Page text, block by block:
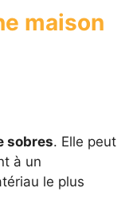
maison
sobres. Elle peut
à un
le plus